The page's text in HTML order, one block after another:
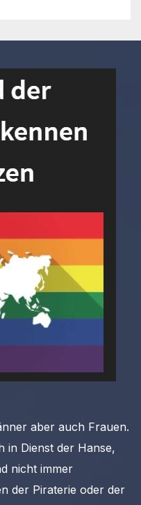
aber auch Frauen.
in Dienst der Hanse,
nicht immer
der Piraterie oder der